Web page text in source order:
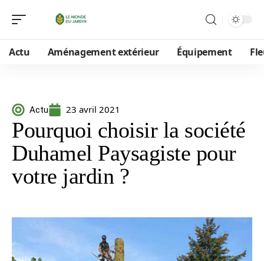
Actu Aménagement extérieur Équipement
Actu 23 avril 2021
Pourquoi choisir la société
Duhamel Paysagiste pour
votre jardin ?